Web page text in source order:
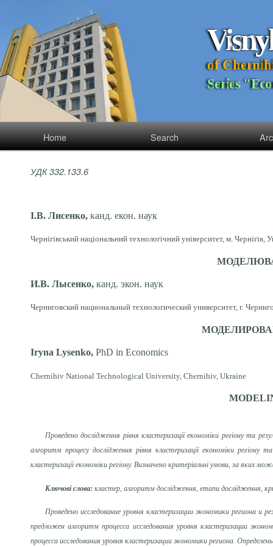
Visny
of Chernih
Series "Eco
Home Search
УДК 332.133.6
І.В. Лисенко, канд. екон. наук
Чернігівський національний технологічний університет, м. Чернігів,
И.В. Лысенко, канд. экон. наук
Черниговский национальный технологический университет, г.
Iryna Lysenko, PhD in Economics
Chernihiv National Technological University, Chernihiv, Ukraine
Проведено дослідження рівня кластеризації економіки регіону та
алгоритм процесу дослідження рівня кластеризації економіки регіону
кластеризації економіки регіону. Визначено критеріальні умови, за яких
Ключові слова: кластер, алгоритм дослідження, етапи дослідження,
Проведено исследование уровня кластеризации экономики региона
предложен алгоритм процесса исследования уровня кластеризации
процесса исследования уровня кластеризации экономики региона.